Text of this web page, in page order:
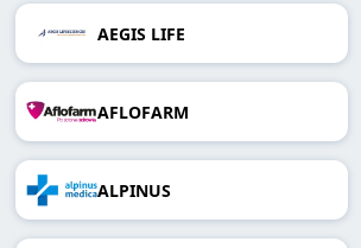
AEGIS LIFE
AFLOFARM
ALPINUS